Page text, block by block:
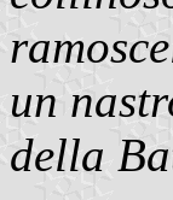
un
della